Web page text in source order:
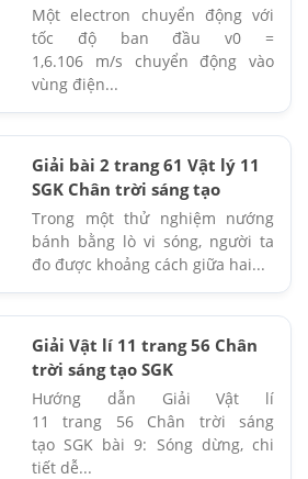
Một electron chuyển động với
tốc độ ban đầu v0 =
1,6.106 m/s chuyển động vào
vùng điện...
Giải bài 2 trang 61 Vật lý 11
SGK Chân trời sáng tạo
Trong một thử nghiệm nướng
bánh bằng lò vi sóng, người ta
đo được khoảng cách giữa hai...
Giải Vật lí 11 trang 56 Chân
trời sáng tạo SGK
Hướng dẫn Giải Vật lí
11 trang 56 Chân trời sáng
tạo SGK bài 9: Sóng dừng, chi
tiết dễ...